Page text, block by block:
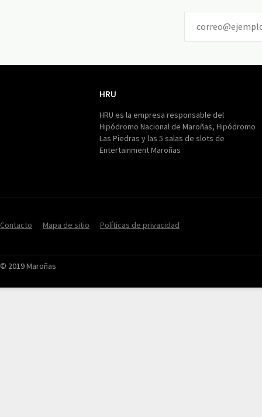
HRU
HRU es la empresa responsable del
Hipódromo Nacional de Maroñas, Hipódromo
Las Piedras y las 5 salas de slots de
Entertainment Maroñas
Contacto Mapa de sitio Políticas de privacidad
© 2019 Maroñas